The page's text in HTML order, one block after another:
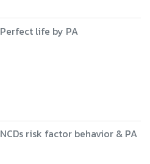
Perfect life by PA
NCDs risk factor behavior & PA